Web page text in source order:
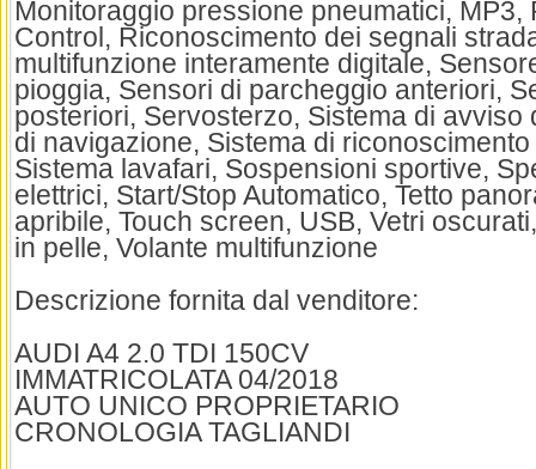
Monitoraggio pressione pneumatici, MP3,
Control, Riconoscimento dei segnali
multifunzione interamente digitale,
pioggia, Sensori di parcheggio anteriori,
posteriori, Servosterzo, Sistema di avviso
di navigazione, Sistema di
Sistema lavafari, Sospensioni sportive,
elettrici, Start/Stop Automatico, Tetto
apribile, Touch screen, USB, Vetri
in pelle, Volante multifunzione
Descrizione fornita dal venditore:
AUDI A4 2.0 TDI 150CV
IMMATRICOLATA 04/2018
AUTO UNICO PROPRIETARIO
CRONOLOGIA TAGLIANDI